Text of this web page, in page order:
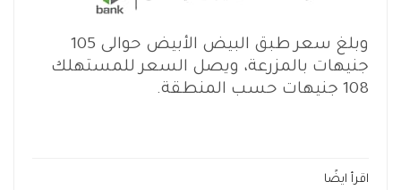
وبلغ سعر طبق البيض الأبيض حوالى 105
جنيهات بالمزرعة، ويصل السعر للمستهلك
108 جنيهات حسب المنطقة.
اقرأ ايضًا